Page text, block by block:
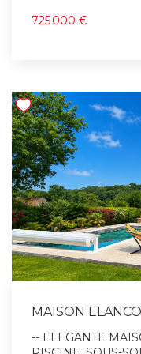
l'étage une
Chambres, une
un Sous-Sol total
03 19 95 (RSCAC
la charge vendeur.
monétaire et
remercions de
afin d'organiser
complémentaire nous
Agence CITI AGENCE
SANS PLUS
725 000 €
-- ELEGANTE MAISON CONTEMPORAINE AVEC